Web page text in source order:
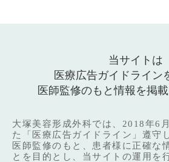
当サイトは
医療広告ガイドライン
医師監修のもと情報を掲載
大塚美容形成外科では、2018年6
た「医療広告ガイドライン」遵守
医師監修のもと、患者様に正確な
とを目的とし、当サイトの運用を